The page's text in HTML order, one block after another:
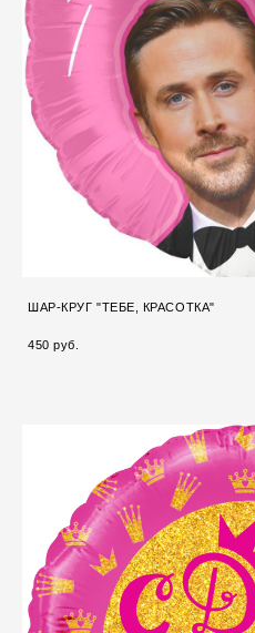
ШАР-КРУГ "ТЕБЕ, КРАСОТКА"
450 pуб.